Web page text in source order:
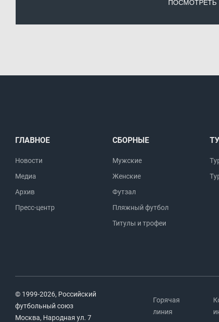
ГЛАВНОЕ
Новости
Медиа
Архив
Пресс-центр
СБОРНЫЕ
Мужские
Женские
Футзал
Пляжный футбол
Титулы и трофеи
© 1999-2026, Российский
футбольный союз
Москва, Народная ул. 7
Горячая
линия